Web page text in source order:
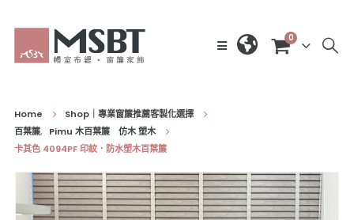
0
Home
Shop｜專業窗簾推薦客製化選擇
百葉簾, Pimu 木百葉簾 仿木 塑木
卡其色 4094PF 印紋．防水塑木百葉簾